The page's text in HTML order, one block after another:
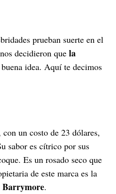
prueban suerte en el
decidieron que la
idea. Aquí te decimos
con un costo de 23 dólares,
sabor es cítrico por sus
Es un rosado seco que
de este marca es la
Barrymore.